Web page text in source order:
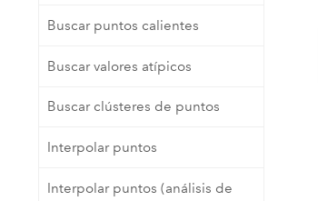
Buscar puntos calientes
Buscar valores atípicos
Buscar clústeres de puntos
Interpolar puntos
Interpolar puntos (análisis de